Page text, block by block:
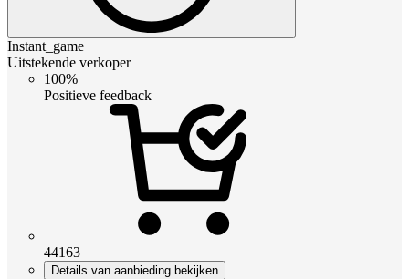
Instant_game
Uitstekende verkoper
100%
Positieve feedback
44163
Details van aanbieding bekijken